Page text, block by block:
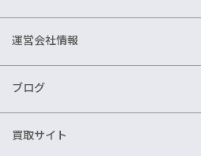
運営会社情報
ブログ
買取サイト